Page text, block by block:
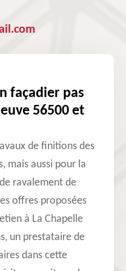
façadier pas
56500 et
de finitions des
mais aussi pour la
ravalement de
offres proposées
à La Chapelle
un prestataire de
dans cette